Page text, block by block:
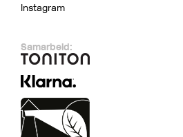
Samarbeid:
Instagram